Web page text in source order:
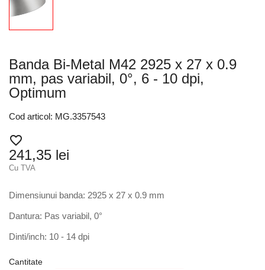
Banda Bi-Metal M42 2925 x 27 x 0.9
mm, pas variabil, 0°, 6 - 10 dpi,
Optimum
Cod articol: MG.3357543
favorite_border
241,35 lei
Cu TVA
Dimensiunui banda: 2925 x 27 x 0.9 mm
Dantura: Pas variabil, 0°
Dinti/inch: 10 - 14 dpi
Cantitate